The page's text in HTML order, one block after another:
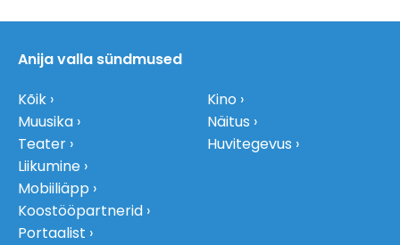
Anija valla sündmused
Kõik
Muusika
Teater
Liikumine
Kino
Näitus
Huvitegevus
Mobiiliäpp
Koostööpartnerid
Portaalist